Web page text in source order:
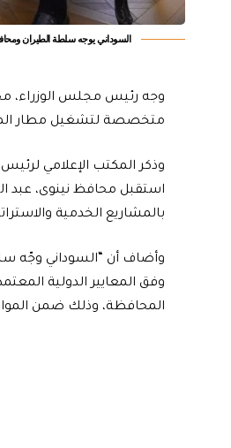
السوداني يوجه سلطة الطيران
وجه رئيس مجلس الوزراء،
متخصصة لتشغيل مطار
وذكر المكتب الإعلامي
استقبل محافظ نينوى، عبد
بالمشاريع الخدمية
وأضاف أن “السوداني وجّه
وفق المعايير الدولية
المحافظة، وذلك ضمن